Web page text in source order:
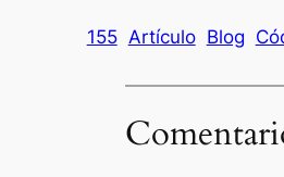
155 Artículo Blog